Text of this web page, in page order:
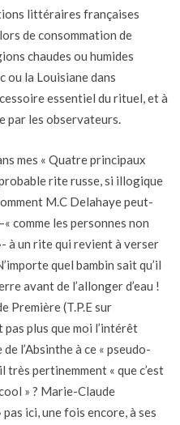
littéraires françaises
de consommation de
chaudes ou humides
ou la Louisiane dans
essentiel du rituel, et à
par les observateurs.
mes « Quatre principaux
rite russe, si illogique
M.C Delahaye peut-
comme les personnes non
à un rite qui revient à verser
quel bambin sait qu’il
avant de l’allonger d’eau !
Première (T.P.E sur
pas plus que moi l’intérêt
l’Absinthe à ce « pseudo-
pertinemment « que c’est
» ? Marie-Claude
ici, une fois encore, à ses